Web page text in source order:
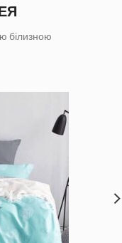
білизною